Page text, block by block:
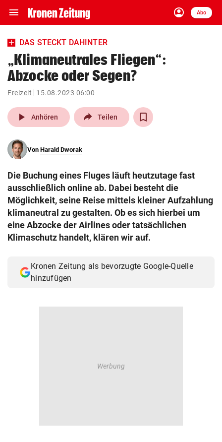
menu Navigation
ein-/ausklappen
account_circle
Anmelden
Abo
close Schließen
account_circle Anmelden
pin_drop
Wien arrow_right
search
eingeben
Muthgasse 2, 1190 Wien
DAS STECKT DAHINTER
„Klimaneutrales Fliegen“:
Abzocke oder Segen?
Freizeit 15.08.2023 06:00
play_arrow Anhören Teilen
Von Harald Dworak
Die Buchung eines Fluges läuft heutzutage fast
ausschließlich online ab. Dabei besteht die
Möglichkeit, seine Reise mittels kleiner Aufzahlung
klimaneutral zu gestalten. Ob es sich hierbei um
eine Abzocke der Airlines oder tatsächlichen
Klimaschutz handelt, klären wir auf.
Kronen Zeitung als bevorzugte Google-Quelle
hinzufügen